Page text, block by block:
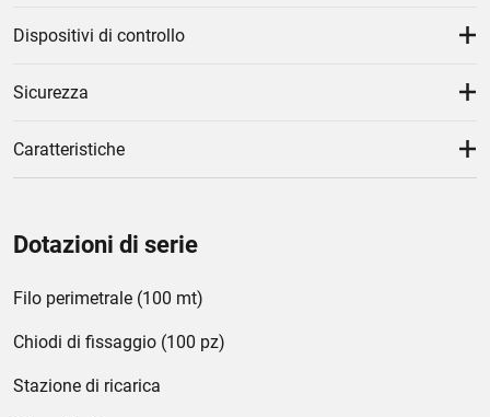
Dispositivi di controllo
Sicurezza
Caratteristiche
Dotazioni di serie
Filo perimetrale (100 mt)
Chiodi di fissaggio (100 pz)
Stazione di ricarica